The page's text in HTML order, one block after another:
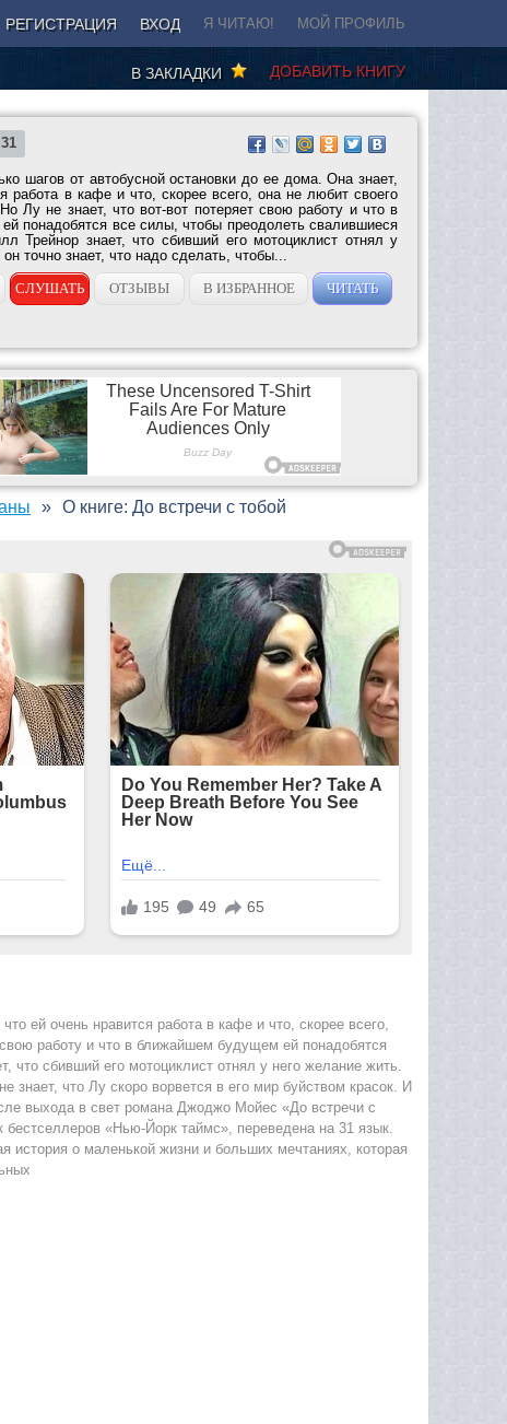
РЕГИСТРАЦИЯ ВХОД Я ЧИТАЮ! МОЙ ПРОФИЛЬ
ДОБАВИТЬ КНИГУ
В ЗАКЛАДКИ
31
шагов от автобусной остановки до ее дома. Она знает,
работа в кафе и что, скорее всего, она не любит своего
Лу не знает, что вот-вот потеряет свою работу и что в
понадобятся все силы, чтобы преодолеть свалившиеся
Трейнор знает, что сбивший его мотоциклист отнял у
точно знает, что надо сделать, чтобы...
СЛУШАТЬ ОТЗЫВЫ В ИЗБРАННОЕ ЧИТАТЬ
О книге: До встречи с тобой
ей очень нравится работа в кафе и что, скорее всего,
работу и что в ближайшем будущем ей понадобятся
сбивший его мотоциклист отнял у него желание жить.
знает, что Лу скоро ворвется в его мир буйством красок. И
выхода в свет романа Джоджо Мойес «До встречи с
«Нью-Йорк таймс», переведена на 31 язык.
о маленькой жизни и больших мечтаниях, которая